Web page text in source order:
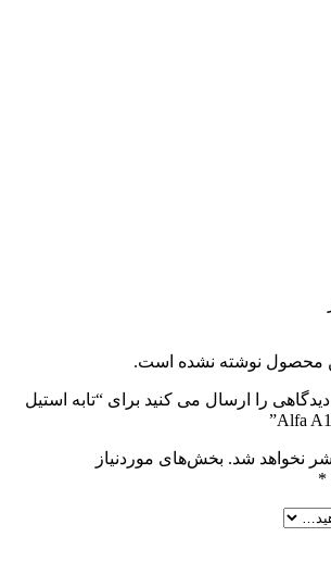
محصول نوشته نشده است.
را ارسال می کنید برای “تابه استیل
نخواهد شد. بخش‌های موردنیاز
*